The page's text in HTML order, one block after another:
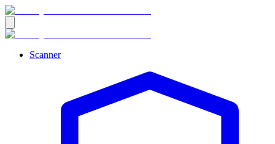
Scanner